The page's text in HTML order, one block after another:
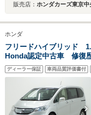
販売店： ホンダカーズ東京
ホンダ
フリードハイブリッド
Honda認定中古車 修復
年 禁煙車 7インチナ
ズコントロール 両側電
15インチ純正アルミホイ
ディーラー保証 車両品質評価書付